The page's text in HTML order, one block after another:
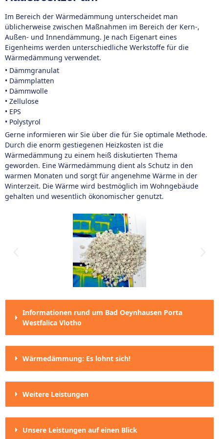
Im Bereich der Wärmedämmung unterscheidet man
üblicherweise zwischen Maßnahmen im Bereich der Kern-,
Außen- und Innendämmung. Je nach Eigenart eines
Eigenheims werden unterschiedliche Werkstoffe für die
Wärmedämmung verwendet.
• Dämmgranulat
• Dämmplatten
• Dämmwolle
• Zellulose
• EPS
• Polystyrol
Gerne informieren wir Sie über die für Sie optimale Methode.
Durch die enorm gestiegenen Heizkosten ist die
Wärmedämmung zu einem heiß diskutierten Thema
geworden. Eine Wärmedämmung dient als Schutz in den
warmen Monaten und sorgt für angenehme Wärme in der
Winterzeit. Die Wärme wird bestmöglich im Wohngebäude
gehalten und wesentlich ökonomischer genutzt.
Informationen rund um Bad Oeynhausen Porta
Westfalica Vlotho
Wärmedämmung: Es lohnt sich!
Weitere Leistungen
Unsere Leistungen auf einen Blick